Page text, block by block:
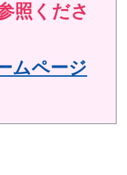
照くださ
ムページ